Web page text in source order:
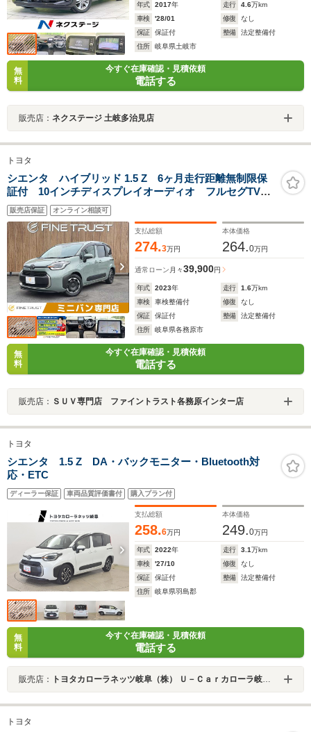
年式 2017年 走行 4.6万km
車検
'28/01 修復
なし
保証
保証付 整備
法定整備付
住所
岐阜県土岐市
無
料
今すぐ在庫確認・見積依頼
電話する
販売店： ネクステージ 土岐多治見店
トヨタ
シエンタ ハイブリッド 1.5 Z 6ヶ月走行距離無制限保
証付 10インチディスプレイオーディオ フルセグTV
禁煙車 全方位カメラ 両側パワースライドドア
ETC2.0 衝突軽減ブレーキ レーダークルーズコントロ
ール Bluetooth
販売店保証 オンライン相談可
支払総額
274.3万円
本体価格
264.0万円
通常ローン 月々39,900円
年式 2023年 走行 1.6万km
車検
車検整備付 修復
なし
保証
保証付 整備
法定整備付
住所
岐阜県各務原市
無
料
今すぐ在庫確認・見積依頼
電話する
販売店： ＳＵＶ専門店 ファイントラスト各務原インター店
トヨタ
シエンタ 1.5 Z DA・バックモニター・Bluetooth対
応・ETC
ディーラー保証 車両品質評価書付 購入プラン付
支払総額
258.6万円
本体価格
249.0万円
年式 2022年 走行 3.1万km
車検
'27/10 修復
なし
保証
保証付 整備
法定整備付
住所
岐阜県羽島郡
無
料
今すぐ在庫確認・見積依頼
電話する
販売店： トヨタカローラネッツ岐阜（株） Ｕ－Ｃａｒカローラ岐南店
トヨタ